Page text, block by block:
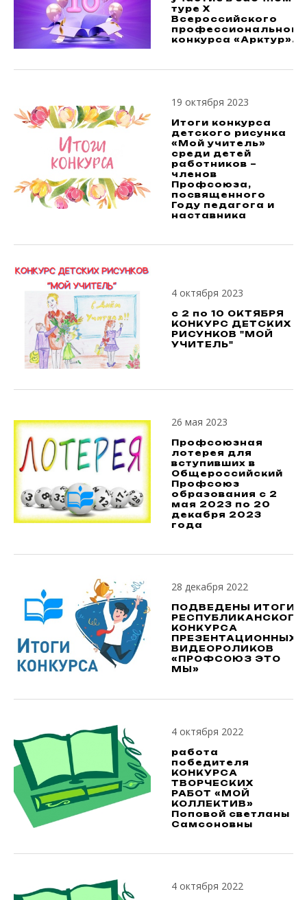
туре X
Всероссийского
профессионального
конкурса «Арктур».
19 октября 2023
Итоги конкурса
детского рисунка
«Мой учитель»
среди детей
работников –
членов
Профсоюза,
посвященного
Году педагога и
наставника
4 октября 2023
с 2 по 10 ОКТЯБРЯ
КОНКУРС ДЕТСКИХ
РИСУНКОВ "МОЙ
УЧИТЕЛЬ"
26 мая 2023
Профсоюзная
лотерея для
вступивших в
Общероссийский
Профсоюз
образования с 2
мая 2023 по 20
декабря 2023
года
28 декабря 2022
ПОДВЕДЕНЫ ИТОГИ
РЕСПУБЛИКАНСКОГО
КОНКУРСА
ПРЕЗЕНТАЦИОННЫХ
ВИДЕОРОЛИКОВ
«ПРОФСОЮЗ ЭТО
МЫ»
4 октября 2022
работа
победителя
КОНКУРСА
ТВОРЧЕСКИХ
РАБОТ «МОЙ
КОЛЛЕКТИВ»
Поповой светланы
Самсоновны
4 октября 2022